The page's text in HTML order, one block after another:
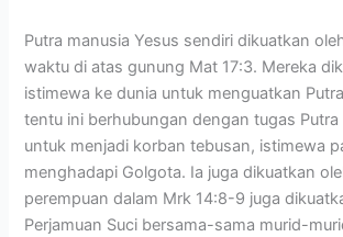
Putra manusia Yesus sendiri dikuatkan
waktu di atas gunung Mat 17:3. Mereka
istimewa ke dunia untuk menguatkan
tentu ini berhubungan dengan tugas Putra
untuk menjadi korban tebusan, istimewa
menghadapi Golgota. Ia juga dikuatkan
perempuan dalam Mrk 14:8-9 juga
Perjamuan Suci bersama-sama murid-